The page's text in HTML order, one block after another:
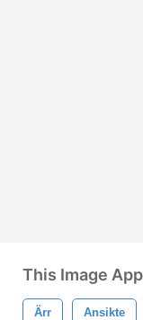
This Image
Ärr Ansikte